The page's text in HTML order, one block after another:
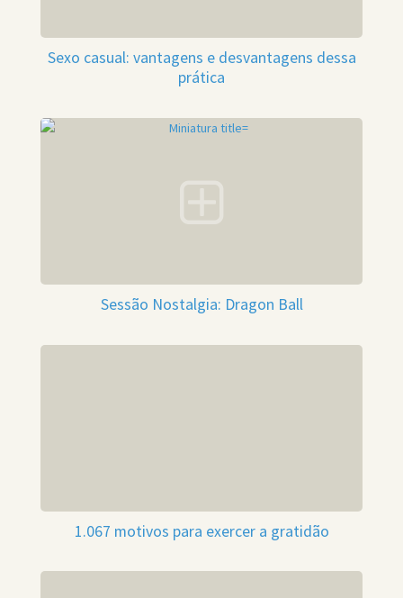
Sexo casual: vantagens e desvantagens dessa
prática
Sessão Nostalgia: Dragon Ball
1.067 motivos para exercer a gratidão